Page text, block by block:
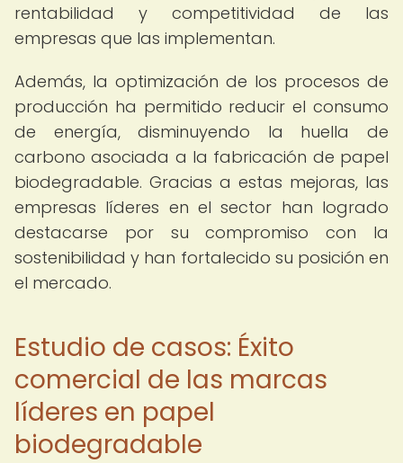
rentabilidad y competitividad de las
empresas que las implementan.
Además, la optimización de los procesos de
producción ha permitido reducir el consumo
de energía, disminuyendo la huella de
carbono asociada a la fabricación de papel
biodegradable. Gracias a estas mejoras, las
empresas líderes en el sector han logrado
destacarse por su compromiso con la
sostenibilidad y han fortalecido su posición en
el mercado.
Estudio de casos: Éxito
comercial de las marcas
líderes en papel
biodegradable